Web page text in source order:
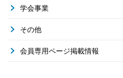
学会事業
その他
会員専用ページ掲載情報